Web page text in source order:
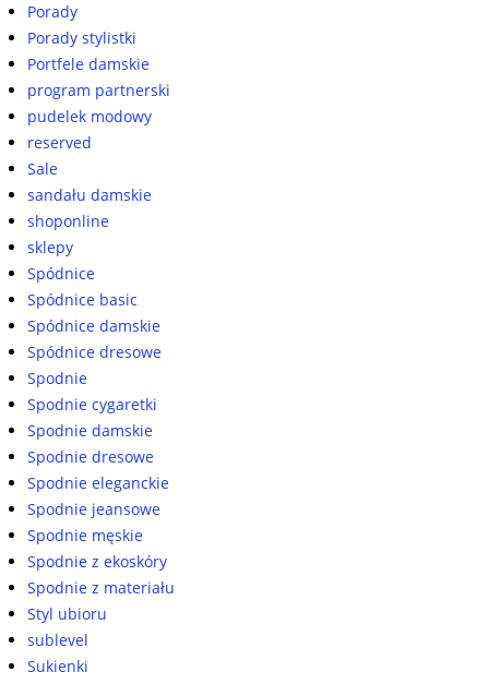
Porady
Porady stylistki
Portfele damskie
program partnerski
pudelek modowy
reserved
Sale
sandału damskie
shoponline
sklepy
Spódnice
Spódnice basic
Spódnice damskie
Spódnice dresowe
Spodnie
Spodnie cygaretki
Spodnie damskie
Spodnie dresowe
Spodnie eleganckie
Spodnie jeansowe
Spodnie męskie
Spodnie z ekoskóry
Spodnie z materiału
Styl ubioru
sublevel
Sukienki